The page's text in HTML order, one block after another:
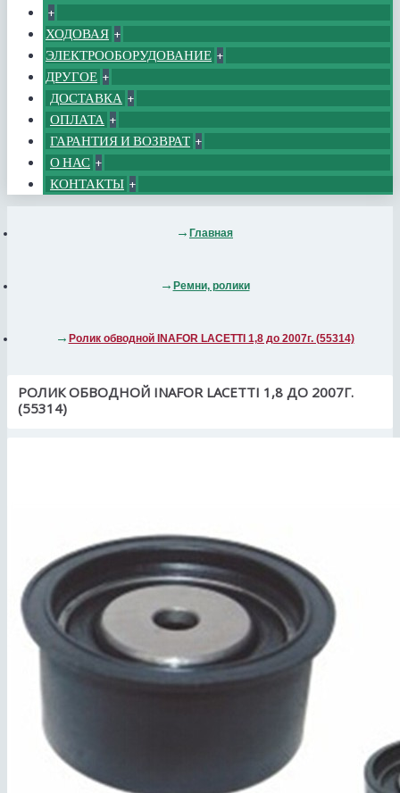
+
ХОДОВАЯ +
ЭЛЕКТРООБОРУДОВАНИЕ +
ДРУГОЕ +
ДОСТАВКА +
ОПЛАТА +
ГАРАНТИЯ И ВОЗВРАТ +
О НАС +
КОНТАКТЫ +
Главная
Ремни, ролики
Ролик обводной INAFOR LACETTI 1,8 до 2007г. (55314)
РОЛИК ОБВОДНОЙ INAFOR LACETTI 1,8 ДО 2007Г.
(55314)